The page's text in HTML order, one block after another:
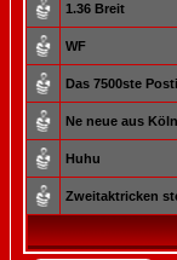
1.36 Breit
WF
Das 7500ste
Ne neue aus Köln
Huhu
Zweitaktricken